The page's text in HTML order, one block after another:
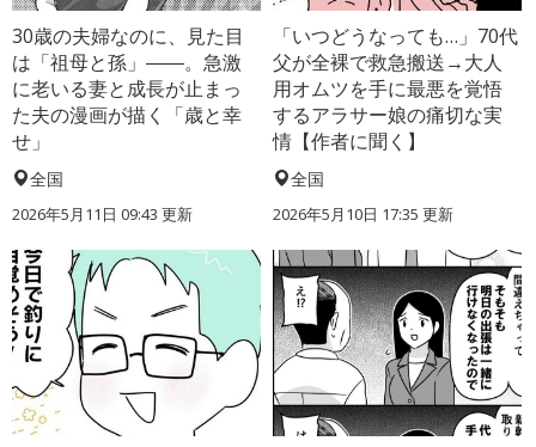
30歳の夫婦なのに、見た目
は「祖母と孫」――。急激
に老いる妻と成長が止まっ
た夫の漫画が描く「歳と幸
せ」
全国
2026年5月11日 09:43 更新
「いつどうなっても…」70代
父が全裸で救急搬送→大人
用オムツを手に最悪を覚悟
するアラサー娘の痛切な実
情【作者に聞く】
全国
2026年5月10日 17:35 更新